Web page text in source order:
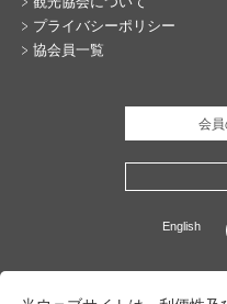
プライバシーポリシー
協会員一覧
会
English